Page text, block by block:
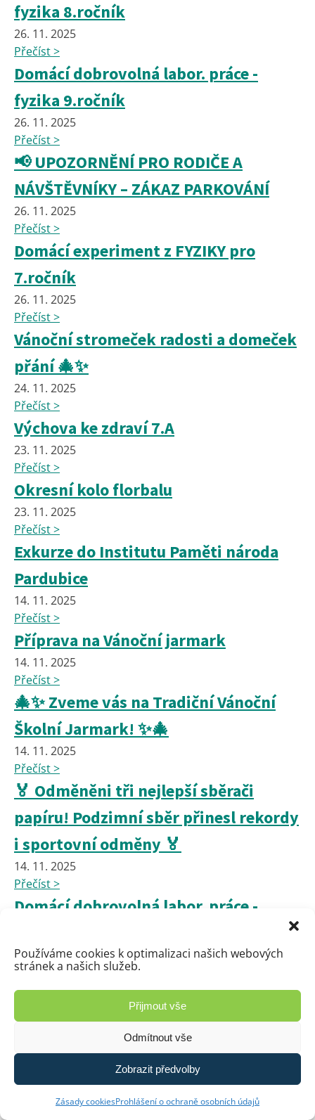
Používáme cookies k optimalizaci našich webových
stránek a našich služeb.
Přijmout vše
Odmítnout vše
Zobrazit předvolby
Zásady cookiesProhlášení o ochraně osobních údajů
fyzika 8.ročník
26. 11. 2025
Přečíst >
Domácí dobrovolná labor. práce -
fyzika 9.ročník
26. 11. 2025
Přečíst >
📢 UPOZORNĚNÍ PRO RODIČE A
NÁVŠTĚVNÍKY – ZÁKAZ PARKOVÁNÍ
26. 11. 2025
Přečíst >
Domácí experiment z FYZIKY pro
7.ročník
26. 11. 2025
Přečíst >
Vánoční stromeček radosti a domeček
přání 🎄✨
24. 11. 2025
Přečíst >
Výchova ke zdraví 7.A
23. 11. 2025
Přečíst >
Okresní kolo florbalu
23. 11. 2025
Přečíst >
Exkurze do Institutu Paměti národa
Pardubice
14. 11. 2025
Přečíst >
Příprava na Vánoční jarmark
14. 11. 2025
Přečíst >
🎄✨ Zveme vás na Tradiční Vánoční
Školní Jarmark! ✨🎄
14. 11. 2025
Přečíst >
🏅 Odměněni tři nejlepší sběrači
papíru! Podzimní sběr přinesl rekordy
i sportovní odměny 🏅
14. 11. 2025
Přečíst >
Domácí dobrovolná labor. práce -
14. 11. 2025
Přečíst >
🍽️ Hledáme kuchaře/kuchařku do
školní jídelny
Přečíst >
HEURISTIK v 6.A - měření času
7. 11. 2025